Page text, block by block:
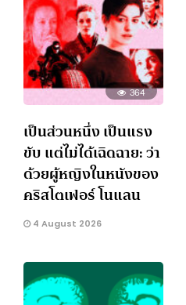
364
เป็นส่วนหนึ่ง เป็นแรง
ขับ แต่ไม่ได้เฉิดฉาย: ว่า
ด้วยผู้หญิงในหนังของ
คริสโตเฟอร์ โนแลน
4 August 2026